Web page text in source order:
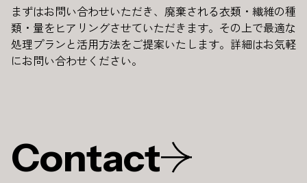
まずはお問い合わせいただき、廃棄される衣類・繊維の種
類・量をヒアリングさせていただきます。その上で最適な
処理プランと活用方法をご提案いたします。詳細はお気軽
にお問い合わせください。
Contact